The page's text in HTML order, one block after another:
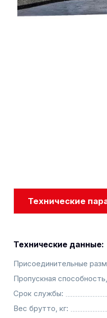
Технические
Технические данные:
Присоединительные
Пропускная
Срок службы:
Вес брутто, кг: